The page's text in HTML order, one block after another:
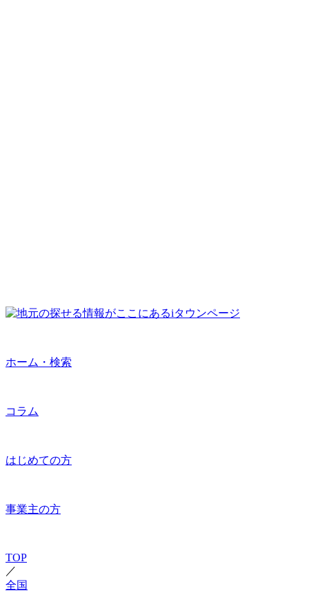
ホーム・検索
コラム
はじめての方
事業主の方
TOP
／
全国